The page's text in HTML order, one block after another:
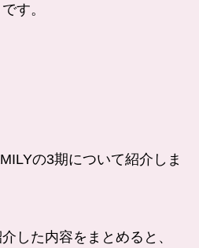
す。
の3期について紹介しま
した内容をまとめると、